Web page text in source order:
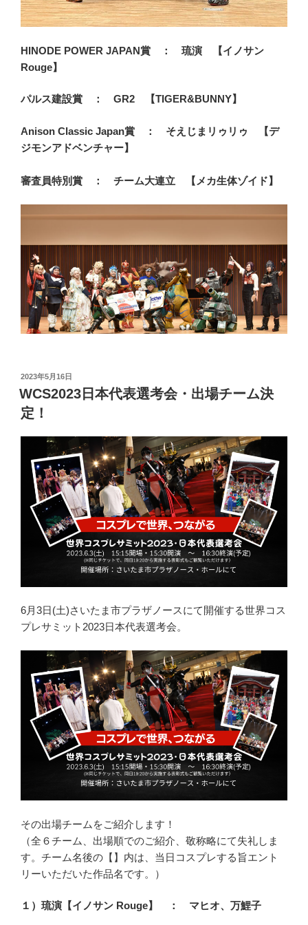
HINODE POWER JAPAN賞 ： 琉演 【イノサン
Rouge】
パルス建設賞 ： GR2 【TIGER&BUNNY】
Anison Classic Japan賞 ： そえじまリゥリゥ 【デ
ジモンアドベンチャー】
審査員特別賞 ： チーム大連立 【メカ生体ゾイド】
投
稿
日:
2023年5月16日
WCS2023日本代表選考会・出場チーム決
定！
6月3日(土)さいたま市プラザノースにて開催する世界コス
プレサミット2023日本代表選考会。
その出場チームをご紹介します！
（全６チーム、出場順でのご紹介、敬称略にて失礼しま
す。チーム名後の【】内は、当日コスプレする旨エント
リーいただいた作品名です。）
１）琉演【イノサン Rouge】 ： マヒオ、万鯉子